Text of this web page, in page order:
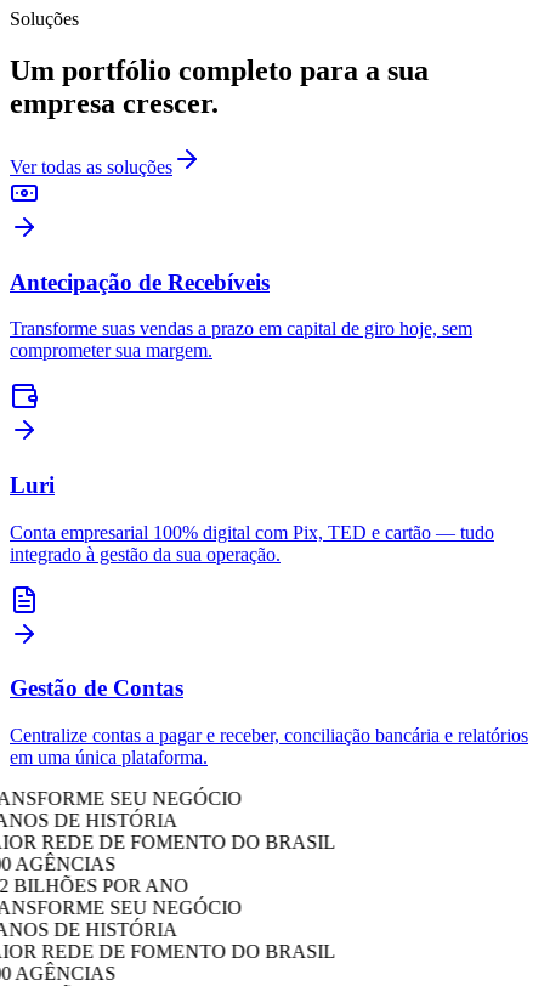
Soluções
Um portfólio completo para a sua
empresa crescer.
Ver todas as soluções
Antecipação de Recebíveis
Transforme suas vendas a prazo em capital de giro hoje, sem
comprometer sua margem.
Luri
Conta empresarial 100% digital com Pix, TED e cartão — tudo
integrado à gestão da sua operação.
Gestão de Contas
Centralize contas a pagar e receber, conciliação bancária e relatórios
em uma única plataforma.
SEU NEGÓCIO
DE HISTÓRIA
REDE DE FOMENTO DO BRASIL
AGÊNCIAS
BILHÕES POR ANO
SEU NEGÓCIO
DE HISTÓRIA
REDE DE FOMENTO DO BRASIL
AGÊNCIAS